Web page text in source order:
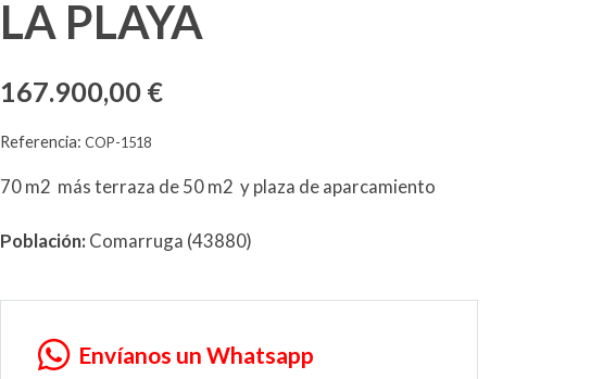
LA PLAYA
167.900,00 €
Referencia:COP-1518
70 m2 más terraza de 50 m2 y plaza de aparcamiento
Población: Comarruga (43880)
Envíanos un Whatsapp